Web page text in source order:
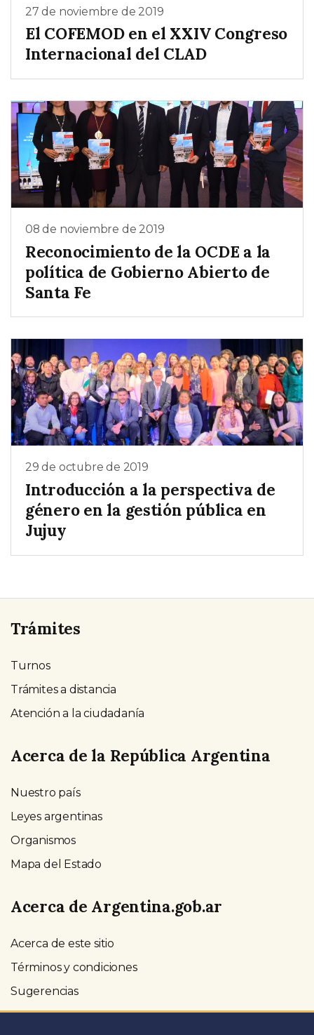
27 de noviembre de 2019
El COFEMOD en el XXIV Congreso
Internacional del CLAD
08 de noviembre de 2019
Reconocimiento de la OCDE a la
política de Gobierno Abierto de
Santa Fe
29 de octubre de 2019
Introducción a la perspectiva de
género en la gestión pública en
Jujuy
Trámites
Turnos
Trámites a distancia
Atención a la ciudadanía
Acerca de la República Argentina
Nuestro país
Leyes argentinas
Organismos
Mapa del Estado
Acerca de Argentina.gob.ar
Acerca de este sitio
Términos y condiciones
Sugerencias